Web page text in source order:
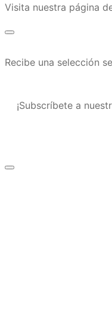
Visita nuestra página
Recibe una selección
¡Subscríbete a